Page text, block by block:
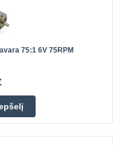
75:1 6V 75RPM